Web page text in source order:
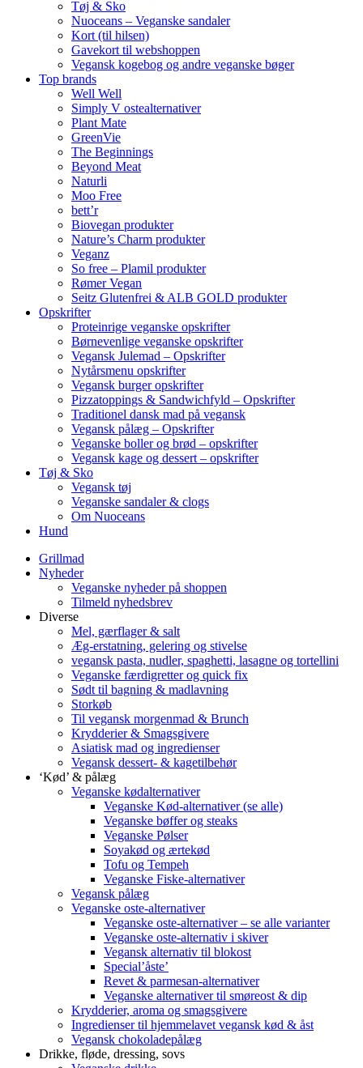
Tøj & Sko
Nuoceans – Veganske sandaler
Kort (til hilsen)
Gavekort til webshoppen
Vegansk kogebog og andre veganske bøger
Top brands
Well Well
Simply V ostealternativer
Plant Mate
GreenVie
The Beginnings
Beyond Meat
Naturli
Moo Free
bett’r
Biovegan produkter
Nature’s Charm produkter
Veganz
So free – Plamil produkter
Rømer Vegan
Seitz Glutenfrei & ALB GOLD produkter
Opskrifter
Proteinrige veganske opskrifter
Børnevenlige veganske opskrifter
Vegansk Julemad – Opskrifter
Nytårsmenu opskrifter
Vegansk burger opskrifter
Pizzatoppings & Sandwichfyld – Opskrifter
Traditionel dansk mad på vegansk
Vegansk pålæg – Opskrifter
Veganske boller og brød – opskrifter
Vegansk kage og dessert – opskrifter
Tøj & Sko
Vegansk tøj
Veganske sandaler & clogs
Om Nuoceans
Hund
Grillmad
Nyheder
Veganske nyheder på shoppen
Tilmeld nyhedsbrev
Diverse
Mel, gærflager & salt
Æg-erstatning, gelering og stivelse
vegansk pasta, nudler, spaghetti, lasagne og tortellini
Veganske færdigretter og quick fix
Sødt til bagning & madlavning
Storkøb
Til vegansk morgenmad & Brunch
Krydderier & Smagsgivere
Asiatisk mad og ingredienser
Vegansk dessert- & kagetilbehør
‘Kød’ & pålæg
Veganske kødalternativer
Veganske Kød-alternativer (se alle)
Veganske bøffer og steaks
Veganske Pølser
Soyakød og ærtekød
Tofu og Tempeh
Veganske Fiske-alternativer
Vegansk pålæg
Veganske oste-alternativer
Veganske oste-alternativer – se alle varianter
Veganske oste-alternativ i skiver
Vegansk alternativ til blokost
Special’åste’
Revet & parmesan-alternativer
Veganske alternativer til smøreost & dip
Krydderier, aroma og smagsgivere
Ingredienser til hjemmelavet vegansk kød & åst
Vegansk chokoladepålæg
Drikke, fløde, dressing, sovs